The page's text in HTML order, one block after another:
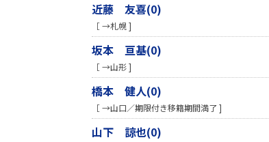
近藤 友喜(0)
［ →札幌 ]
坂本 亘基(0)
［ →山形 ]
橋本 健人(0)
［ →山口／期限付き移籍期間満了 ]
山下 諒也(0)